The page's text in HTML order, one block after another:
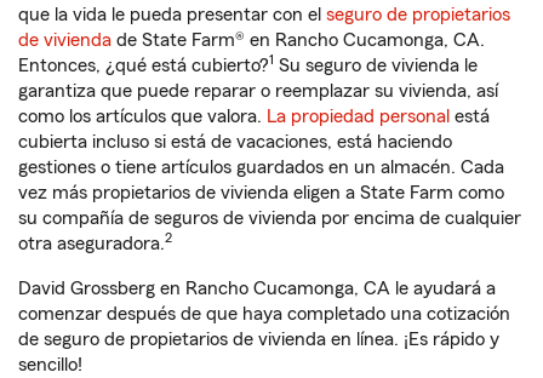
que la vida le pueda presentar con el seguro de propietarios
de vivienda de State Farm® en Rancho Cucamonga, CA.
Entonces, ¿qué está cubierto?1 Su seguro de vivienda le
garantiza que puede reparar o reemplazar su vivienda, así
como los artículos que valora. La propiedad personal está
cubierta incluso si está de vacaciones, está haciendo
gestiones o tiene artículos guardados en un almacén. Cada
vez más propietarios de vivienda eligen a State Farm como
su compañía de seguros de vivienda por encima de cualquier
otra aseguradora.2
David Grossberg en Rancho Cucamonga, CA le ayudará a
comenzar después de que haya completado una cotización
de seguro de propietarios de vivienda en línea. ¡Es rápido y
sencillo!